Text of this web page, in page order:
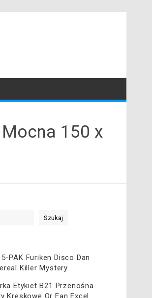
150 x
Szukaj
PAK Furiken Disco Dan
Killer Mystery
Etykiet B21 Przenośna
Kreskowe Qr Ean Excel